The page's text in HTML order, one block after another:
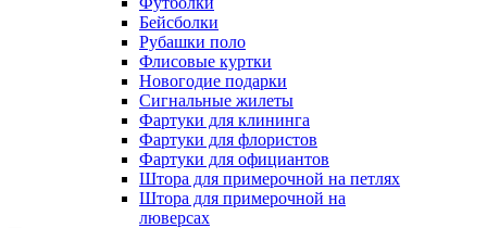
Бейсболки
Рубашки поло
Флисовые куртки
Новогодие подарки
Сигнальные жилеты
Фартуки для клининга
Фартуки для флористов
Фартуки для официантов
Штора для примерочной на петлях
Штора для примерочной на
люверсах